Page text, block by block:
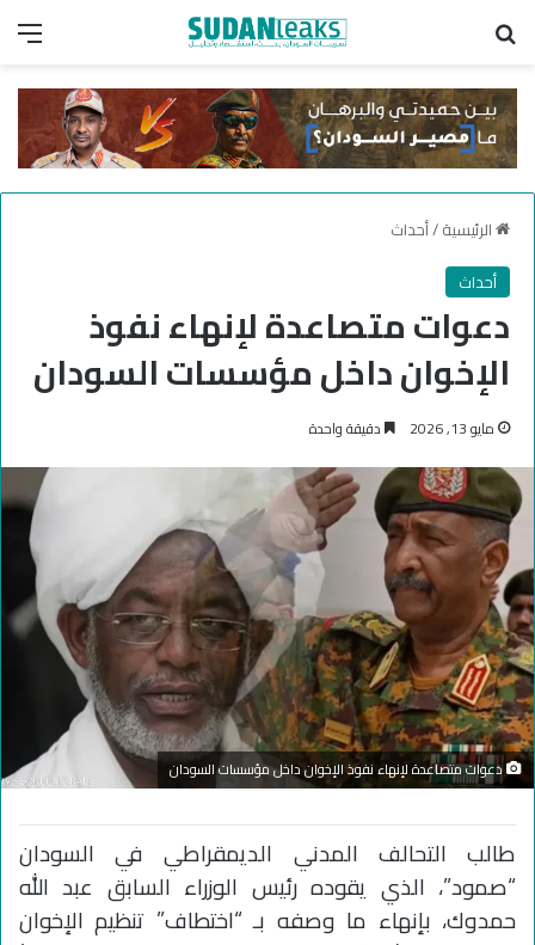
الرئيسية/أحداث
أحداث
دعوات متصاعدة لإنهاء نفوذ
الإخوان داخل مؤسسات السودان
مايو 13, 2026 دقيقة واحدة
دعوات متصاعدة لإنهاء نفوذ الإخوان داخل مؤسسات السودان
طالب التحالف المدني الديمقراطي في السودان
“صمود”، الذي يقوده رئيس الوزراء السابق عبد الله
حمدوك، بإنهاء ما وصفه بـ “اختطاف” تنظيم الإخوان